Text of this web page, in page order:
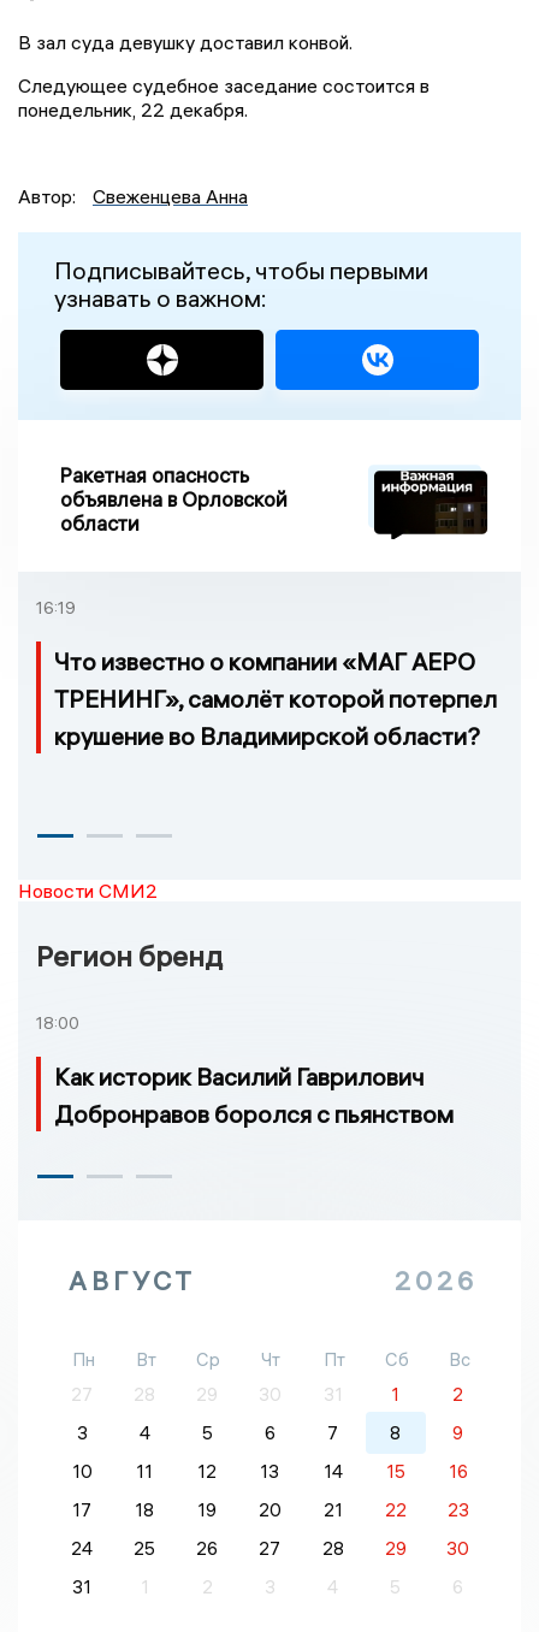
В зал суда девушку доставил конвой.
Следующее судебное заседание состоится в
понедельник, 22 декабря.
Автор: Свеженцева Анна
Подписывайтесь, чтобы первыми
узнавать о важном:
Ракетная опасность
объявлена в Орловской
области
16:19
Что известно о компании «МАГ АЕРО
ТРЕНИНГ», самолёт которой потерпел
крушение во Владимирской области?
Новости СМИ2
Регион бренд
18:00
Как историк Василий Гаврилович
Добронравов боролся с пьянством
АВГУСТ 2026
Пн Вт Ср Чт Пт Сб
Вс
27
28 29 30 31 1
2
3
4 5 6 7 8
9
10
11 12 13 14 15
16
17
18 19 20 21 22
23
24
25 26 27 28 29
30
31
1 2 3 4 5 6